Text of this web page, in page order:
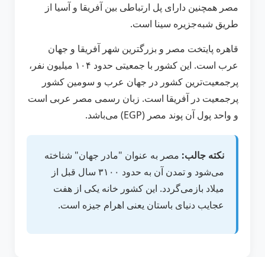
مصر همچنین دارای پل ارتباطی بین آفریقا و آسیا از
طریق شبه‌جزیره سینا است.
قاهره پایتخت مصر و بزرگترین شهر آفریقا و جهان
عرب است. این کشور با جمعیتی حدود ۱۰۴ میلیون نفر،
پرجمعیت‌ترین کشور در جهان عرب و سومین کشور
پرجمعیت در آفریقا است. زبان رسمی مصر عربی است
و واحد پول آن پوند مصر (EGP) می‌باشد.
نکته جالب: مصر به عنوان "مادر جهان" شناخته
می‌شود و تمدن آن به حدود ۳۱۰۰ سال قبل از
میلاد بازمی‌گردد. این کشور خانه یکی از هفت
عجایب دنیای باستان یعنی اهرام جیزه است.